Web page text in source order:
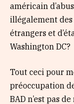
américain
illégalement
étrangers et
Washington DC?
Tout ceci pour
préoccupation
BAD n’est pas